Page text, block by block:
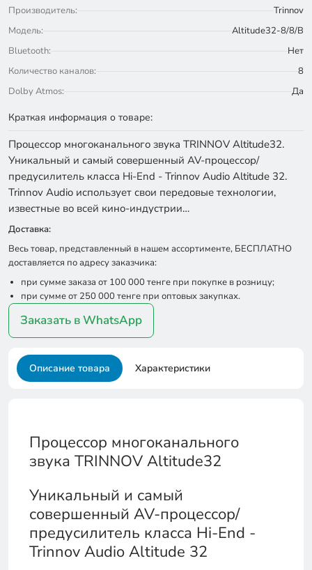
Производитель:
Trinnov
Модель:
Altitude32-8/8/B
Bluetooth:
Нет
Количество каналов:
8
Dolby Atmos:
Да
Краткая информация о товаре:
Процессор многоканального звука TRINNOV Altitude32.
Уникальный и самый совершенный AV-процессор/
предусилитель класса Hi-End - Trinnov Audio Altitude 32.
Trinnov Audio использует свои передовые технологии,
известные во всей кино-индустрии…
Доставка:
Весь товар, представленный в нашем ассортименте, БЕСПЛАТНО
доставляется по адресу заказчика:
при сумме заказа от 100 000 тенге при покупке в розницу;
при сумме от 250 000 тенге при оптовых закупках.
Заказать в WhatsApp
Описание товара Характеристики
Процессор многоканального
звука TRINNOV Altitude32
Уникальный и самый
совершенный AV-процессор/
предусилитель класса Hi-End -
Trinnov Audio Altitude 32